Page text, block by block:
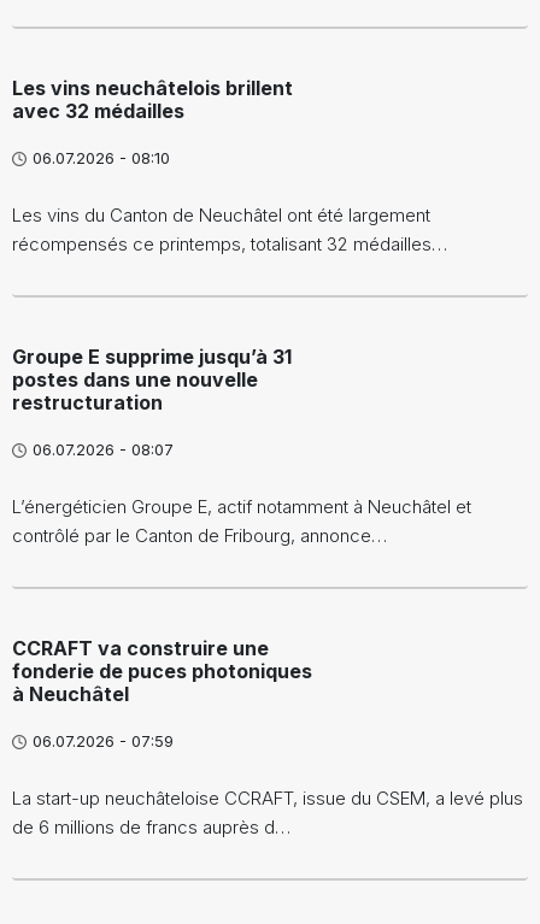
Les vins neuchâtelois brillent
avec 32 médailles
06.07.2026 - 08:10
Les vins du Canton de Neuchâtel ont été largement
récompensés ce printemps, totalisant 32 médailles…
Groupe E supprime jusqu’à 31
postes dans une nouvelle
restructuration
06.07.2026 - 08:07
L’énergéticien Groupe E, actif notamment à Neuchâtel et
contrôlé par le Canton de Fribourg, annonce…
CCRAFT va construire une
fonderie de puces photoniques
à Neuchâtel
06.07.2026 - 07:59
La start-up neuchâteloise CCRAFT, issue du CSEM, a levé plus
de 6 millions de francs auprès d…